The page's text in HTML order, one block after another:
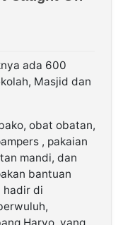
ada 600
Masjid dan
obat obatan,
, pakaian
mandi, dan
bantuan
hadir di